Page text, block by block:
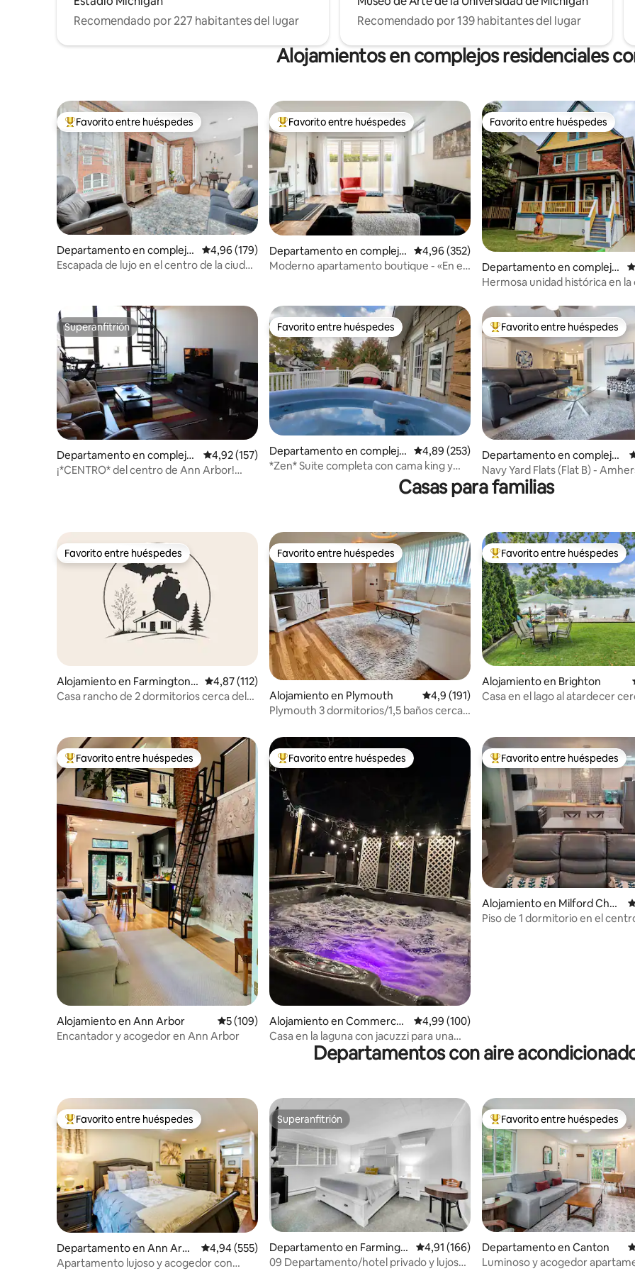
Recomendado por 227 habitantes del lugar
Recomendado por 139 habitantes del lugar
Alojamientos en complejos residenciales
Favorito entre los huéspedes más destacados
Favorito entre huéspedes
Departamento en complejo
residencial en Holly
Calificación promedio: 4,96 de 5. 179 evaluaciones
4,96 (179)
Escapada de lujo en el centro de la ciudad
Favorito entre los huéspedes más destacados
Favorito entre huéspedes
Departamento en complejo
residencial en Detroit
Calificación promedio: 4,96 de 5. 352
4,96 (352)
Moderno apartamento boutique - «En el
Favorito entre huéspedes
Favorito entre huéspedes
Departamento en complejo
residencial en Detroit
Hermosa unidad histórica en la
Superanfitrión
Superanfitrión
Departamento en complejo
residencial en Ann Arbor
Calificación promedio: 4,92 de 5. 157 evaluaciones
4,92 (157)
¡*CENTRO* del centro de Ann Arbor!
Favorito entre huéspedes
Favorito entre huéspedes
Departamento en complejo
residencial en Royal Oak
Calificación promedio: 4,89 de 5. 253
4,89 (253)
*Zen* Suite completa con cama king y
spa en la azotea, @MicroLux
Favorito entre los huéspedes
Favorito entre huéspedes
Departamento en complejo
residencial en Amherstburg
Navy Yard Flats (Flat B) -
histórico
Casas para familias
Favorito entre huéspedes
Favorito entre huéspedes
Alojamiento en Farmington
Hills
Calificación promedio: 4,87 de 5. 112 evaluaciones
4,87 (112)
Casa rancho de 2 dormitorios cerca del
Favorito entre huéspedes
Favorito entre huéspedes
Alojamiento en Plymouth Calificación promedio: 4,9 de 5. 191
4,9 (191)
Plymouth 3 dormitorios/1,5 baños cerca
Favorito entre los huéspedes
Favorito entre huéspedes
Alojamiento en Brighton
Casa en el lago al atardecer
Favorito entre los huéspedes más destacados
Favorito entre huéspedes
Alojamiento en Ann Arbor Calificación promedio: 5 de 5. 109 evaluaciones
5 (109)
Encantador y acogedor en Ann Arbor
Favorito entre los huéspedes más destacados
Favorito entre huéspedes
Alojamiento en Commerce
Charter Township
Calificación promedio: 4,99 de 5. 100
4,99 (100)
Casa en la laguna con jacuzzi para una
escapada acogedora y tranquila
Favorito entre los huéspedes
Favorito entre huéspedes
Alojamiento en Milford Char
ter Township
Piso de 1 dormitorio en el
Departamentos con aire
Favorito entre los huéspedes más destacados
Favorito entre huéspedes
Departamento en Ann Arbo
r
Calificación promedio: 4,94 de 5. 555 evaluaciones
4,94 (555)
Apartamento lujoso y acogedor con
Superanfitrión
Superanfitrión
Departamento en Farmingt
on Hills
Calificación promedio: 4,91 de 5. 166
4,91 (166)
09 Departamento/hotel privado y lujoso
Favorito entre los huéspedes
Favorito entre huéspedes
Departamento en Canton
Luminoso y acogedor